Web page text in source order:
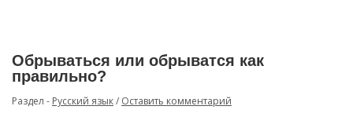
Обрываться или обрыватся как
правильно?
Раздел - Русский язык/ Оставить комментарий